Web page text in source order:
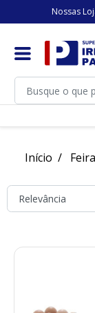
Nossas
Início Feira